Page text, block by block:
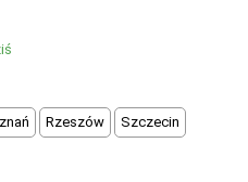
Rzeszów
Szczecin